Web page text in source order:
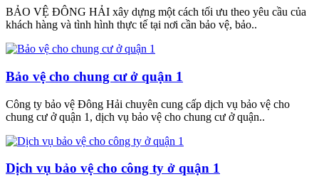
BẢO VỆ ĐÔNG HẢI xây dựng một cách tối ưu theo yêu cầu của
khách hàng và tình hình thực tế tại nơi cần bảo vệ, bảo..
Bảo vệ cho chung cư ở quận 1
Công ty bảo vệ Đông Hải chuyên cung cấp dịch vụ bảo vệ cho
chung cư ở quận 1, dịch vụ bảo vệ cho chung cư ở quận..
Dịch vụ bảo vệ cho công ty ở quận 1